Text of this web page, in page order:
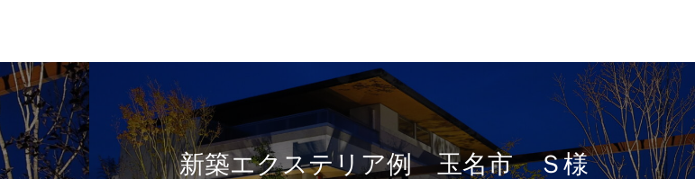
新築エクステリア例 玉名市 Ｓ様